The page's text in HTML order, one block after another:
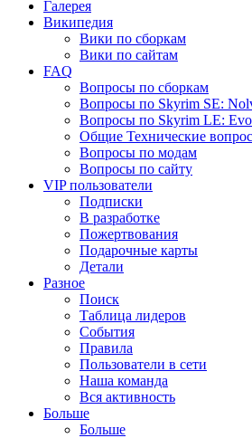
Галерея
Википедия
Вики по сборкам
Вики по сайтам
FAQ
Вопросы по сборкам
Вопросы по Skyrim SE:
Вопросы по Skyrim LE:
Общие Технические
Вопросы по модам
Вопросы по сайту
VIP пользователи
Подписки
В разработке
Пожертвования
Подарочные карты
Детали
Разное
Поиск
Таблица лидеров
События
Правила
Пользователи в сети
Наша команда
Вся активность
Больше
Больше